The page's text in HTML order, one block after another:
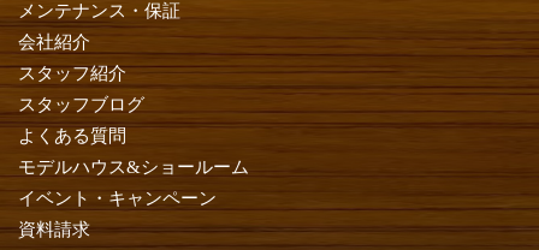
メンテナンス・保証
会社紹介
スタッフ紹介
スタッフブログ
よくある質問
モデルハウス&ショールーム
イベント・キャンペーン
資料請求